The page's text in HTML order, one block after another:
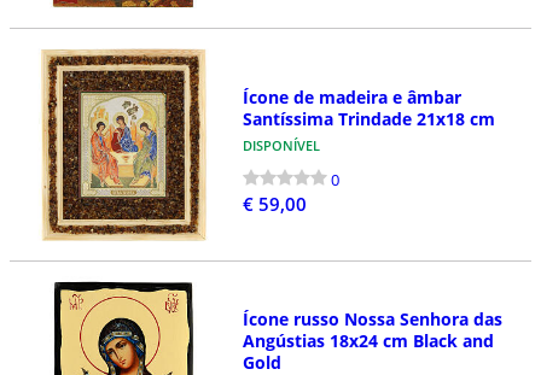
Ícone de madeira e âmbar
Santíssima Trindade 21x18 cm
DISPONÍVEL
0
€ 59,00
Ícone russo Nossa Senhora das
Angústias 18x24 cm Black and
Gold